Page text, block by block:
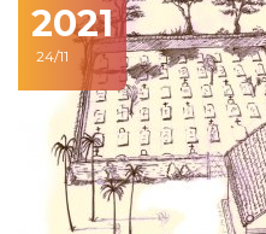
2021
24/11